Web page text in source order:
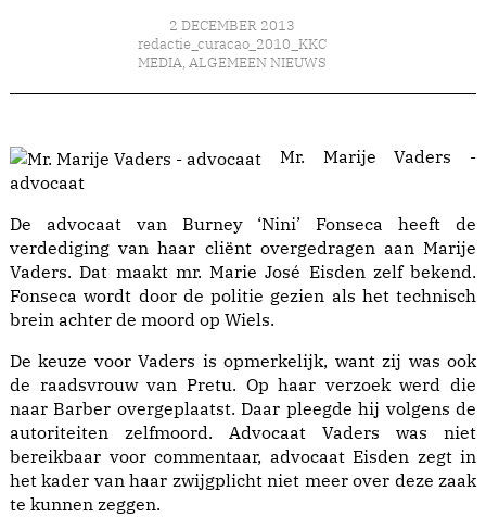
2 DECEMBER 2013
redactie_curacao_2010_KKC
MEDIA, ALGEMEEN NIEUWS
Mr. Marije Vaders -
advocaat
De advocaat van Burney ‘Nini’ Fonseca heeft de
verdediging van haar cliënt overgedragen aan Marije
Vaders. Dat maakt mr. Marie José Eisden zelf bekend.
Fonseca wordt door de politie gezien als het technisch
brein achter de moord op Wiels.
De keuze voor Vaders is opmerkelijk, want zij was ook
de raadsvrouw van Pretu. Op haar verzoek werd die
naar Barber overgeplaatst. Daar pleegde hij volgens de
autoriteiten zelfmoord. Advocaat Vaders was niet
bereikbaar voor commentaar, advocaat Eisden zegt in
het kader van haar zwijgplicht niet meer over deze zaak
te kunnen zeggen.